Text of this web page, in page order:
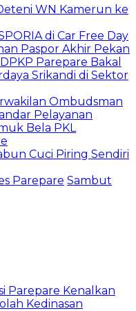
WN Kamerun ke
di Car Free Day
Paspor Akhir Pekan
Parepare Bakal
Srikandi di Sektor
Ombudsman
Pelayanan
Bela PKL
Cuci Piring Sendiri
Parepare Sambut
Parepare Kenalkan
Kedinasan